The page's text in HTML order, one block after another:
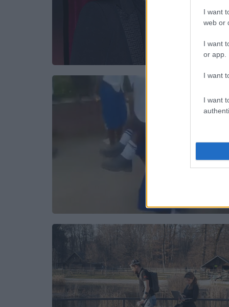
I want
web or
I want
or app.
I want
I want